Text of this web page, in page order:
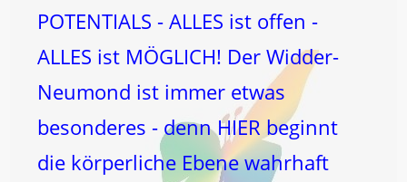
POTENTIALS - ALLES ist offen -
ALLES ist MÖGLICH! Der Widder-
Neumond ist immer etwas
besonderes - denn HIER beginnt
die körperliche Ebene wahrhaft